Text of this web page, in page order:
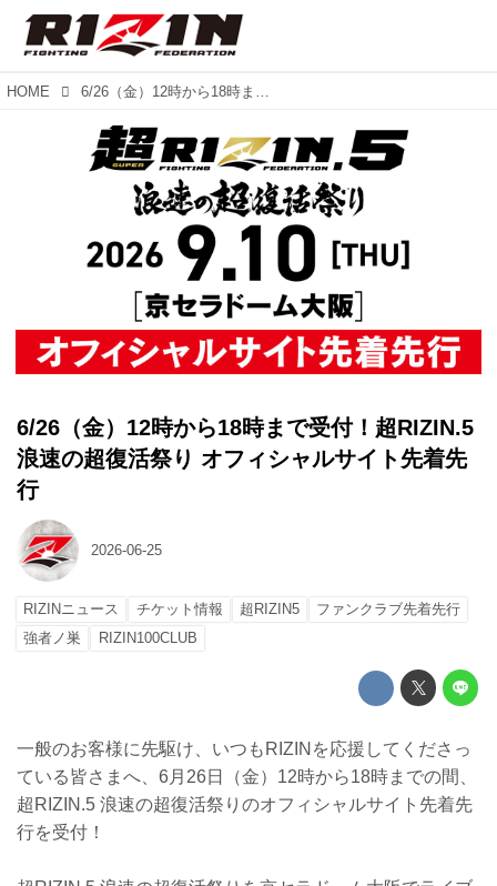
HOME 6/26（金）12時から18時まで受付！超RIZIN.5 浪速の超復活祭り オフィシャルサイト先着先行
6/26（金）12時から18時まで受付！超RIZIN.5
浪速の超復活祭り オフィシャルサイト先着先
行
2026-06-25
RIZINニュース チケット情報 超RIZIN5
ファンクラブ先着先行
強者ノ巣
RIZIN100CLUB
一般のお客様に先駆け、いつもRIZINを応援してくださっ
ている皆さまへ、6月26日（金）12時から18時までの間、
超RIZIN.5 浪速の超復活祭りのオフィシャルサイト先着先
行を受付！